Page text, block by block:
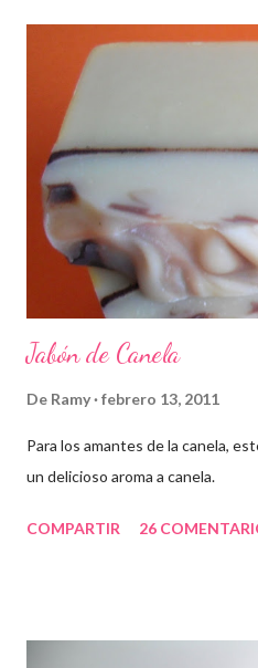
Jabón de Canela
De Ramy febrero 13, 2011
Para los amantes de la canela,
un delicioso aroma a canela.
COMPARTIR 26